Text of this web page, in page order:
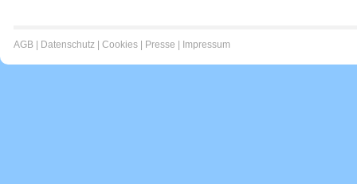
AGB Datenschutz Cookies Presse Impressum